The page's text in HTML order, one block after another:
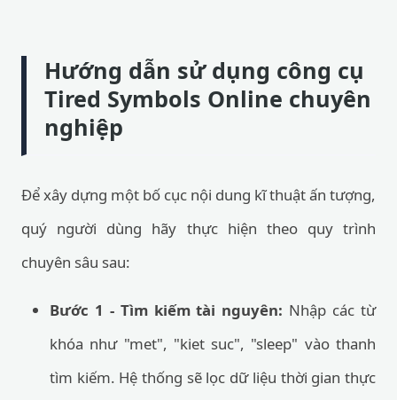
Hướng dẫn sử dụng công cụ
Tired Symbols Online chuyên
nghiệp
Để xây dựng một bố cục nội dung kĩ thuật ấn tượng,
quý người dùng hãy thực hiện theo quy trình
chuyên sâu sau:
Bước 1 - Tìm kiếm tài nguyên: Nhập các từ
khóa như "met", "kiet suc", "sleep" vào thanh
tìm kiếm. Hệ thống sẽ lọc dữ liệu thời gian thực